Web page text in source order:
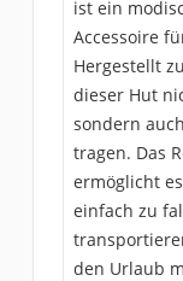
ist ein
Accessoire
Hergestellt
dieser Hut
sondern
tragen. Das
ermöglicht
einfach zu
den Urlaub